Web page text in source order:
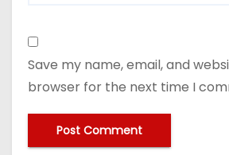
Save my name, email, and
browser for the next time I